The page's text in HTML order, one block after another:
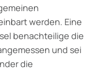
werden. Eine
benachteilige die
und sei
die